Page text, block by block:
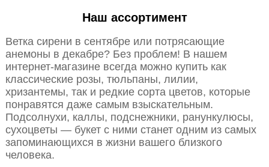
Наш ассортимент
Ветка сирени в сентябре или потрясающие
анемоны в декабре? Без проблем! В нашем
интернет-магазине всегда можно купить как
классические розы, тюльпаны, лилии,
хризантемы, так и редкие сорта цветов, которые
понравятся даже самым взыскательным.
Подсолнухи, каллы, подснежники, ранункулюсы,
сухоцветы — букет с ними станет одним из самых
запоминающихся в жизни вашего близкого
человека.